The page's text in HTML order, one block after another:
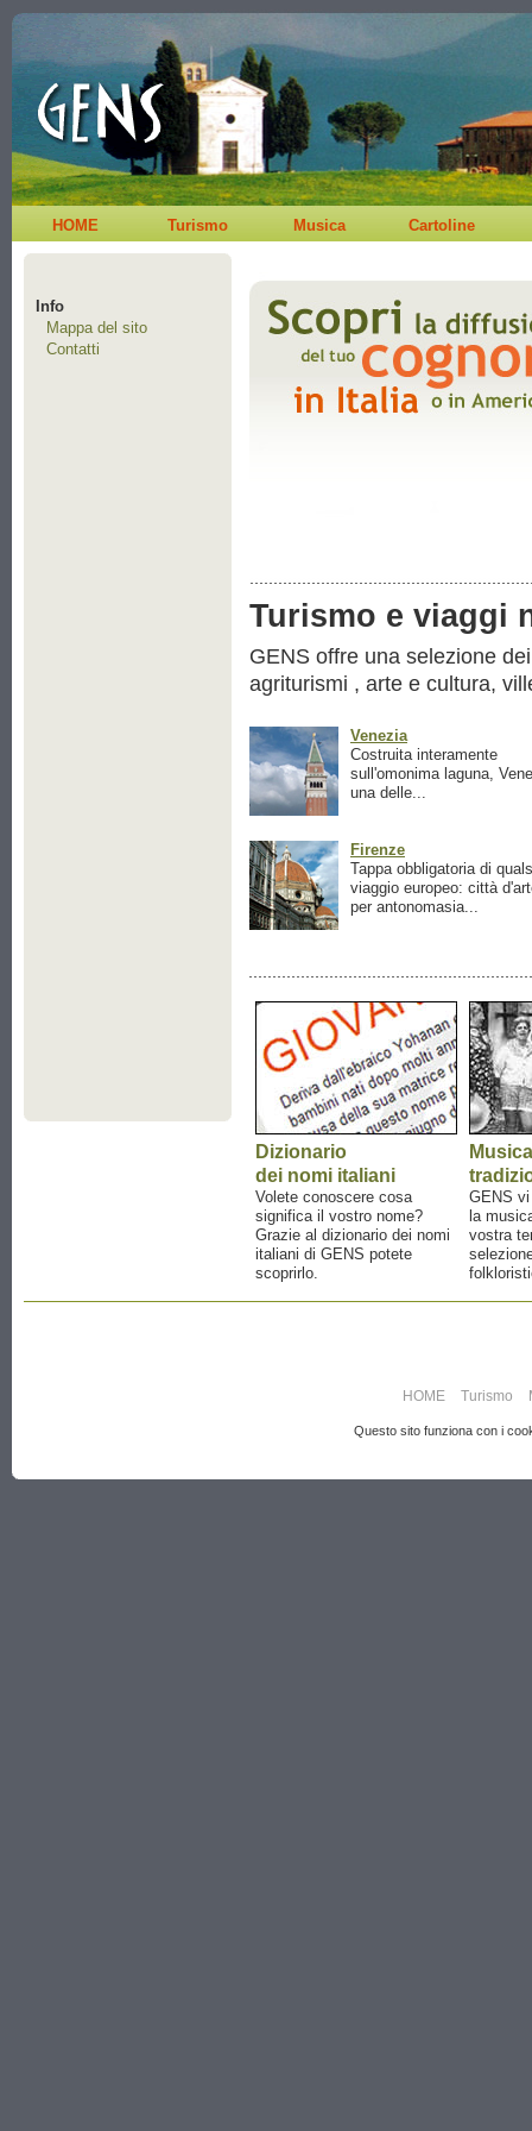
HOME Turismo Musica Cartoline
Info
Mappa del sito
Contatti
Turismo e viaggi
GENS offre una selezione
agriturismi , arte e cultura,
Venezia
Costruita interamente
sull'omonima laguna,
una delle...
Firenze
Tappa obbligatoria di
viaggio europeo: città
per antonomasia...
Dizionario
dei nomi italiani
Volete conoscere cosa
significa il vostro nome?
Grazie al dizionario dei nomi
italiani di GENS potete
scoprirlo.
Musica
GENS
la
vostra
HOME Turismo
Questo sito funziona con i